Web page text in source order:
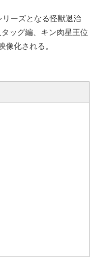
ーズとなる怪獣退治
ッグ編、キン肉星王位
化される。